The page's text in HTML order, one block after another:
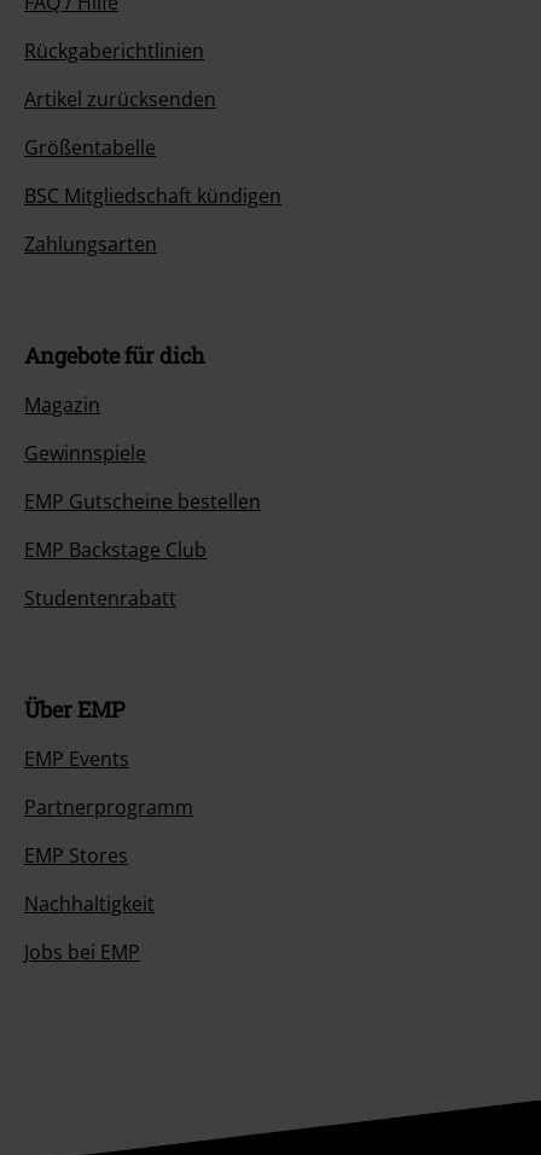
Rückgaberichtlinien
Artikel zurücksenden
Größentabelle
BSC Mitgliedschaft kündigen
Zahlungsarten
Angebote für dich
Magazin
Gewinnspiele
EMP Gutscheine bestellen
EMP Backstage Club
Studentenrabatt
Über EMP
EMP Events
Partnerprogramm
EMP Stores
Nachhaltigkeit
Jobs bei EMP